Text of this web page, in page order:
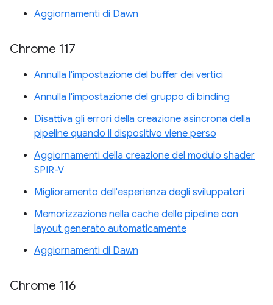
Aggiornamenti di Dawn
Chrome 117
Annulla l'impostazione del buffer dei vertici
Annulla l'impostazione del gruppo di binding
Disattiva gli errori della creazione asincrona della
pipeline quando il dispositivo viene perso
Aggiornamenti della creazione del modulo shader
SPIR-V
Miglioramento dell'esperienza degli sviluppatori
Memorizzazione nella cache delle pipeline con
layout generato automaticamente
Aggiornamenti di Dawn
Chrome 116